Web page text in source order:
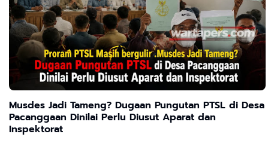
Musdes Jadi Tameng? Dugaan Pungutan PTSL di Desa
Pacanggaan Dinilai Perlu Diusut Aparat dan
Inspektorat